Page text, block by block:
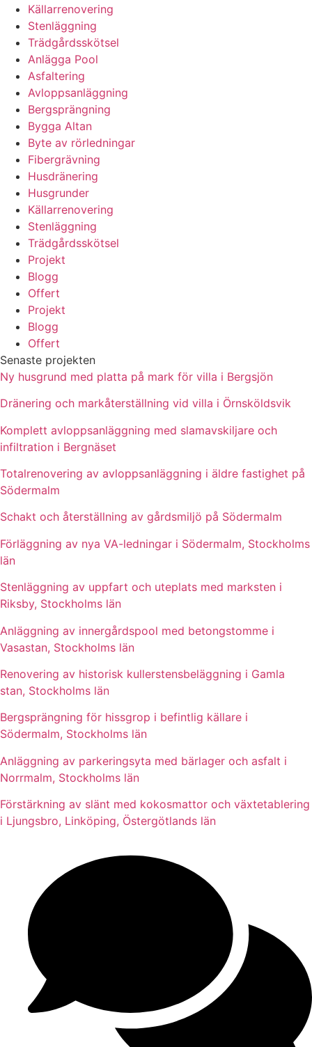
Källarrenovering
Stenläggning
Trädgårdsskötsel
Anlägga Pool
Asfaltering
Avloppsanläggning
Bergsprängning
Bygga Altan
Byte av rörledningar
Fibergrävning
Husdränering
Husgrunder
Källarrenovering
Stenläggning
Trädgårdsskötsel
Projekt
Blogg
Offert
Projekt
Blogg
Offert
Senaste projekten
Ny husgrund med platta på mark för villa i Bergsjön
Dränering och markåterställning vid villa i Örnsköldsvik
Komplett avloppsanläggning med slamavskiljare och
infiltration i Bergnäset
Totalrenovering av avloppsanläggning i äldre fastighet på
Södermalm
Schakt och återställning av gårdsmiljö på Södermalm
Förläggning av nya VA-ledningar i Södermalm, Stockholms
län
Stenläggning av uppfart och uteplats med marksten i
Riksby, Stockholms län
Anläggning av innergårdspool med betongstomme i
Vasastan, Stockholms län
Renovering av historisk kullerstensbeläggning i Gamla
stan, Stockholms län
Bergsprängning för hissgrop i befintlig källare i
Södermalm, Stockholms län
Anläggning av parkeringsyta med bärlager och asfalt i
Norrmalm, Stockholms län
Förstärkning av slänt med kokosmattor och växtetablering
i Ljungsbro, Linköping, Östergötlands län